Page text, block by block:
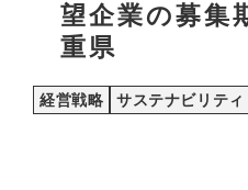
望企業の募集
重県
経営戦略 サステナビリティ